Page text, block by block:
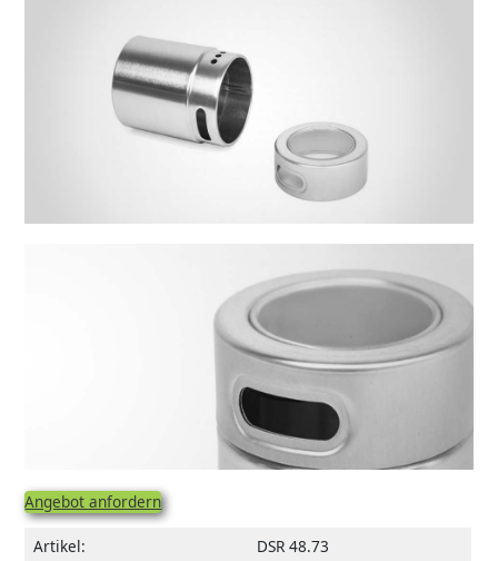
Angebot anfordern
Artikel:
DSR 48.73